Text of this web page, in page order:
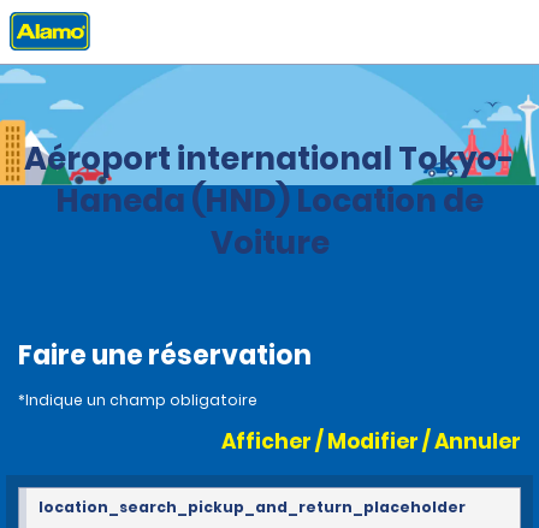
Accueil Agences
Aéroport international Tokyo-
Haneda (HND) Location de
Voiture
Faire une réservation
*Indique un champ obligatoire
Afficher / Modifier / Annuler
location_search_pickup_and_return_placeholder